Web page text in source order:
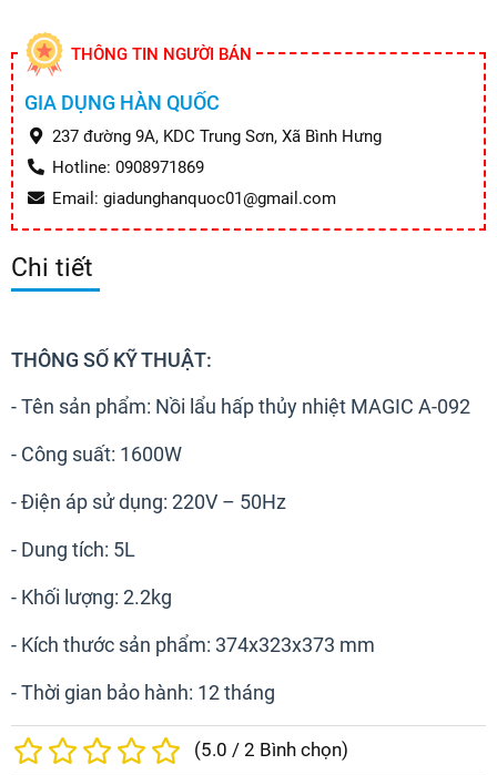
THÔNG TIN NGƯỜI BÁN
GIA DỤNG HÀN QUỐC
237 đường 9A, KDC Trung Sơn, Xã Bình Hưng
Hotline: 0908971869
Email: giadunghanquoc01@gmail.com
Chi tiết
THÔNG SỐ KỸ THUẬT:
- Tên sản phẩm: Nồi lẩu hấp thủy nhiệt MAGIC A-092
- Công suất: 1600W
- Điện áp sử dụng: 220V – 50Hz
- Dung tích: 5L
- Khối lượng: 2.2kg
- Kích thước sản phẩm: 374x323x373 mm
- Thời gian bảo hành: 12 tháng
(5.0 / 2 Bình chọn)